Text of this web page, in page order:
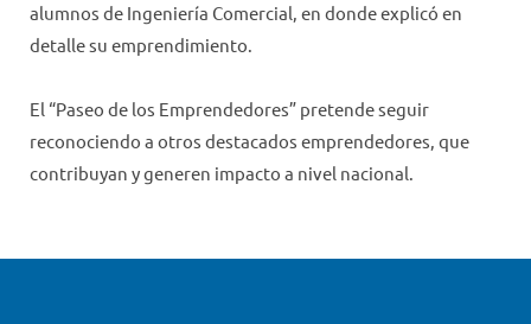
alumnos de Ingeniería Comercial, en donde explicó en
detalle su emprendimiento.
El “Paseo de los Emprendedores” pretende seguir
reconociendo a otros destacados emprendedores, que
contribuyan y generen impacto a nivel nacional.